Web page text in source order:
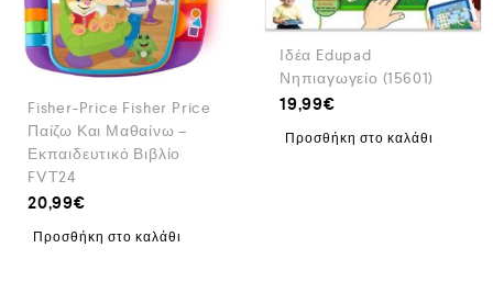
Fisher-Price Fisher Price
Παίζω Και Μαθαίνω –
Εκπαιδευτικό Βιβλίο
FVT24
20,99€
Προσθήκη στο καλάθι
Ιδέα Edupad
Νηπιαγωγείο (15601)
19,99€
Προσθήκη στο καλάθι